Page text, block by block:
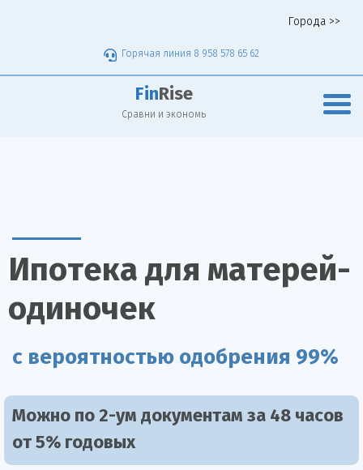
Города >>
Горячая линия 8 958 578 65 62
Fin Rise
Сравни и экономь
Ипотека для матерей-
одиночек
с вероятностью одобрения 99%
Можно по 2-ум документам за 48 часов
от 5% годовых